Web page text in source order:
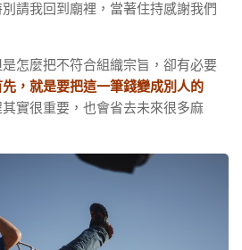
請我回到廟裡，當著住持感謝我們
怎麼把不符合組織宗旨，卻有必要
先，就是要把這一筆錢變成別人的
其實很重要，也會省去未來很多麻